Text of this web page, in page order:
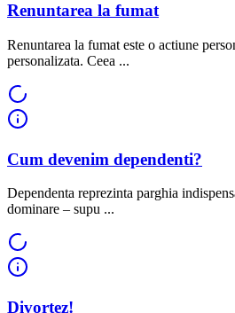
Renuntarea la fumat
Renuntarea la fumat este o actiune
personalizata. Ceea ...
Cum devenim dependenti?
Dependenta reprezinta parghia
dominare – supu ...
Divortez!